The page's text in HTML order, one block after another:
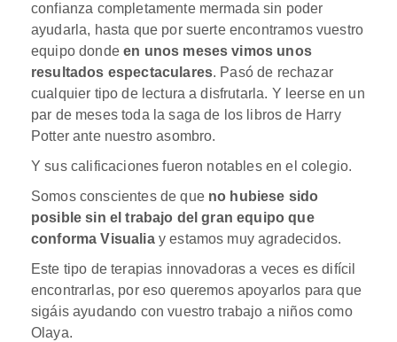
confianza completamente mermada sin poder
ayudarla, hasta que por suerte encontramos vuestro
equipo dondeen unos meses vimos unos
resultados espectaculares. Pasó de rechazar
cualquier tipo de lectura a disfrutarla. Y leerse en un
par de meses toda la saga de los libros de Harry
Potter ante nuestro asombro.
Y sus calificaciones fueron notables en el colegio.
Somos conscientes de que no hubiese sido
posible sin el trabajo del gran equipo que
conforma Visualiay estamos muy agradecidos.
Este tipo de terapias innovadoras a veces es difícil
encontrarlas, por eso queremos apoyarlos para que
sigáis ayudando con vuestro trabajo a niños como
Olaya.